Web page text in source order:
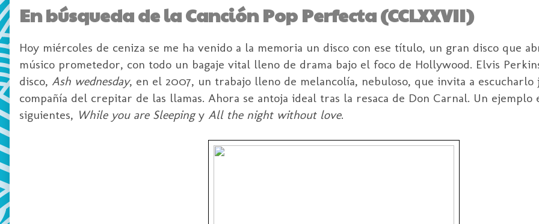
En búsqueda de la Canción Pop Perfecta (CCLXXVII)
Hoy miércoles de ceniza se me ha venido a la memoria un disco con ese título, un gran disco que
músico prometedor, con todo un bagaje vital lleno de drama bajo el foco de Hollywood. Elvis
disco, Ash wednesday, en el 2007, un trabajo lleno de melancolía, nebuloso, que invita a escucharlo
compañía del crepitar de las llamas. Ahora se antoja ideal tras la resaca de Don Carnal. Un ejemplo
siguientes, While you are Sleepingy All the night without love.